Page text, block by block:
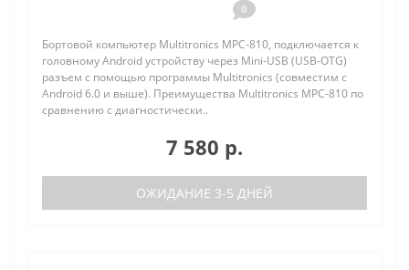
0
Бортовой компьютер Multitronics MPC-810, подключается к
головному Android устройству через Mini-USB (USB-OTG)
разъем с помощью программы Multitronics (совместим с
Android 6.0 и выше). Преимущества Multitronics MPC-810 по
сравнению с диагностически..
7 580 р.
ОЖИДАНИЕ 3-5 ДНЕЙ